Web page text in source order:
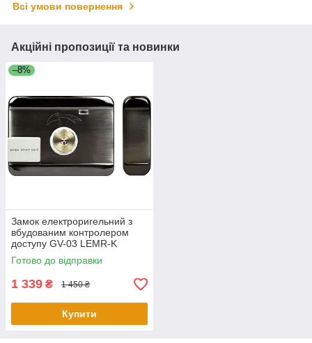
Всі умови повернення
Акційні пропозиції та новинки
–8%
Замок електроригельний з
вбудованим контролером
доступу GV-03 LEMR-K
Готово до відправки
1 339 ₴ 1 450 ₴
Купити